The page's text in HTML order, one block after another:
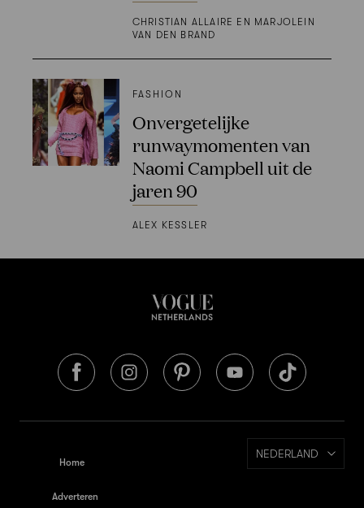
CHRISTIAN ALLAIRE EN MARJOLEIN
VAN DEN BRAND
FASHION
Onvergetelijke
runwaymomenten van
Naomi Campbell uit de
jaren 90
ALEX KESSLER
Home
Adverteren
NEDERLAND